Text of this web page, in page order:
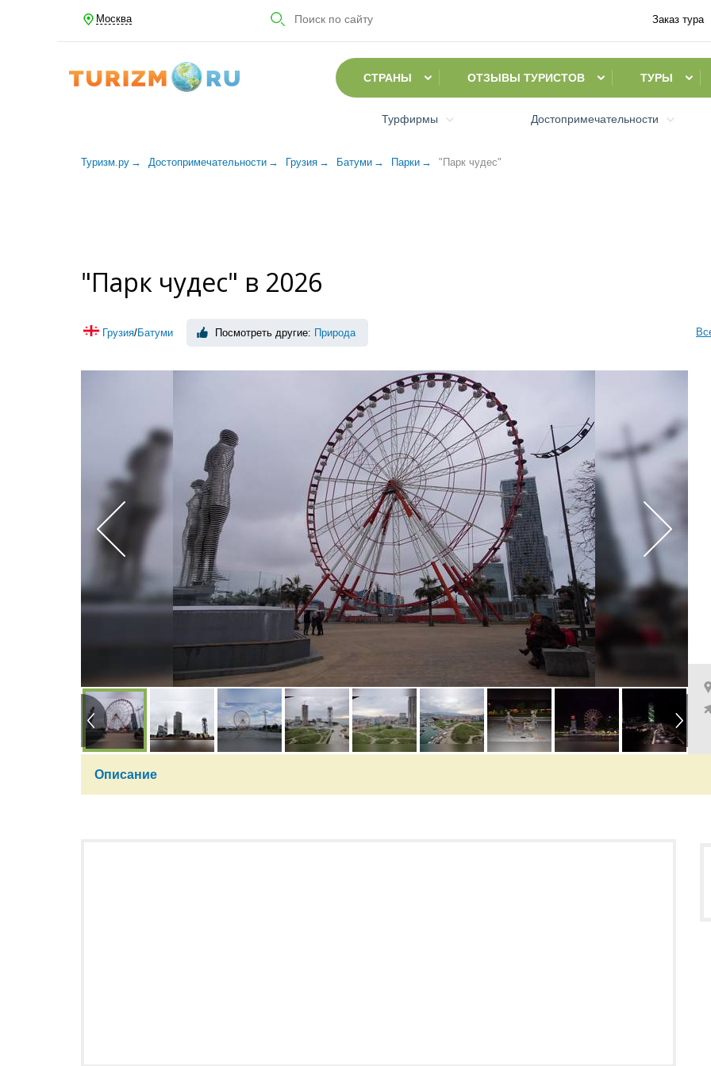
Москва Заказ тура
СТРАНЫ ОТЗЫВЫ ТУРИСТОВ ТУРЫ
Турфирмы Достопримечательности
Туризм.ру Достопримечательности Грузия Батуми Парки "Парк чудес"
"Парк чудес" в 2026
Грузия/Батуми Посмотреть другие: Природа
Описание